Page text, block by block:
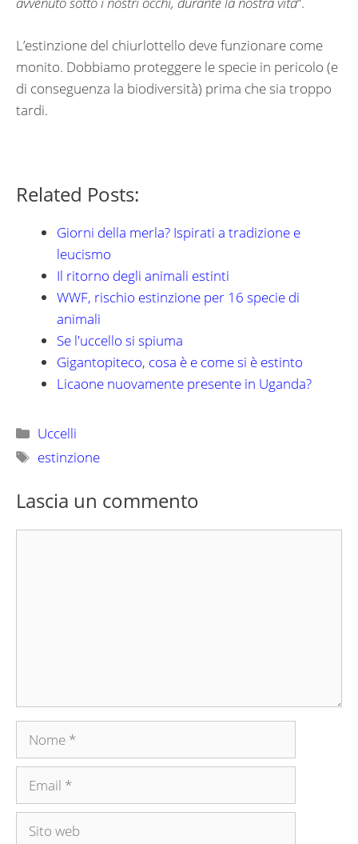
L’estinzione del chiurlottello deve funzionare come
monito. Dobbiamo proteggere le specie in pericolo (e
di conseguenza la biodiversità) prima che sia troppo
tardi.
Related Posts:
Giorni della merla? Ispirati a tradizione e
leucismo
Il ritorno degli animali estinti
WWF, rischio estinzione per 16 specie di
animali
Se l'uccello si spiuma
Gigantopiteco, cosa è e come si è estinto
Licaone nuovamente presente in Uganda?
Categorie
Uccelli
Tag
estinzione
Lascia un commento
Nome
Email
Sito